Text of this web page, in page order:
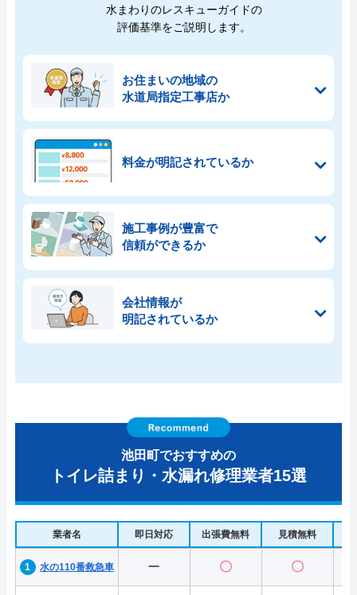
水まわりのレスキューガイドの
評価基準をご説明します。
お住まいの地域の
水道局指定工事店か
料金が明記されているか
施工事例が豊富で
信頼ができるか
会社情報が
明記されているか
池田町でおすすめの
トイレ詰まり・水漏れ修理業者15選
業者名 即日対応 出張費無料 見積無料
水の110番救急車 ー 〇 〇